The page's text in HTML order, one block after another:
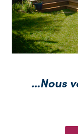
...Nous